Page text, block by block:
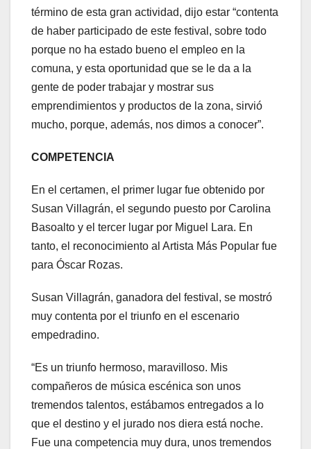
término de esta gran actividad, dijo estar “contenta
de haber participado de este festival, sobre todo
porque no ha estado bueno el empleo en la
comuna, y esta oportunidad que se le da a la
gente de poder trabajar y mostrar sus
emprendimientos y productos de la zona, sirvió
mucho, porque, además, nos dimos a conocer”.
COMPETENCIA
En el certamen, el primer lugar fue obtenido por
Susan Villagrán, el segundo puesto por Carolina
Basoalto y el tercer lugar por Miguel Lara. En
tanto, el reconocimiento al Artista Más Popular fue
para Óscar Rozas.
Susan Villagrán, ganadora del festival, se mostró
muy contenta por el triunfo en el escenario
empedradino.
“Es un triunfo hermoso, maravilloso. Mis
compañeros de música escénica son unos
tremendos talentos, estábamos entregados a lo
que el destino y el jurado nos diera está noche.
Fue una competencia muy dura, unos tremendos